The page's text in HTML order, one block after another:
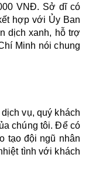
VNĐ. Sở dĩ có
hợp với Ủy Ban
dịch xanh, hỗ trợ
Minh nói chung
vụ, quý khách
chúng tôi. Để có
tạo đội ngũ nhân
tình với khách